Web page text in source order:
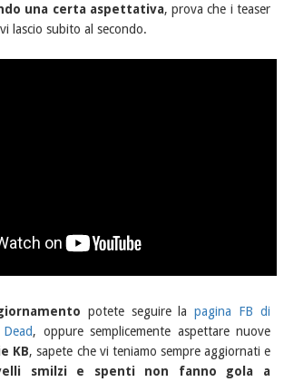
una certa aspettativa, prova che i teaser
lascio subito al secondo.
potete seguire lapagina FB di
, oppure semplicemente aspettare nuove
KB, sapete che vi teniamo sempre aggiornati e
smilzi e spenti non fanno gola a